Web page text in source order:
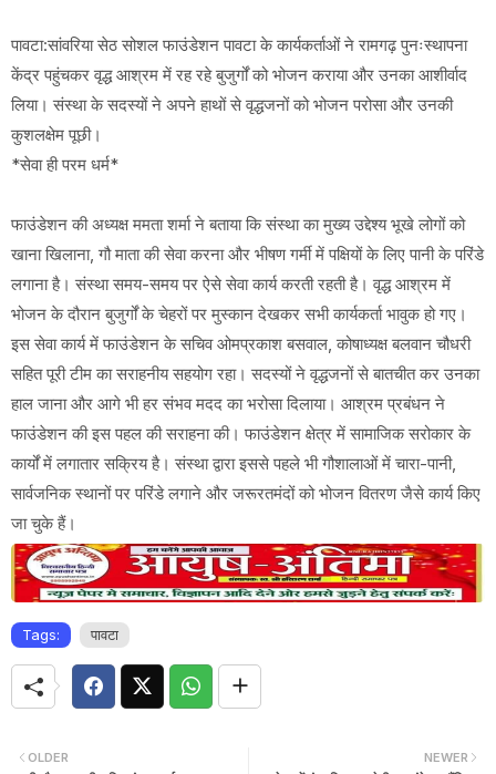
पावटा:सांवरिया सेठ सोशल फाउंडेशन पावटा के कार्यकर्ताओं ने रामगढ़ पुनःस्थापना
केंद्र पहुंचकर वृद्ध आश्रम में रह रहे बुजुर्गों को भोजन कराया और उनका आशीर्वाद
लिया। संस्था के सदस्यों ने अपने हाथों से वृद्धजनों को भोजन परोसा और उनकी
कुशलक्षेम पूछी।
*सेवा ही परम धर्म*
फाउंडेशन की अध्यक्ष ममता शर्मा ने बताया कि संस्था का मुख्य उद्देश्य भूखे लोगों को
खाना खिलाना, गौ माता की सेवा करना और भीषण गर्मी में पक्षियों के लिए पानी के परिंडे
लगाना है। संस्था समय-समय पर ऐसे सेवा कार्य करती रहती है। वृद्ध आश्रम में
भोजन के दौरान बुजुर्गों के चेहरों पर मुस्कान देखकर सभी कार्यकर्ता भावुक हो गए।
इस सेवा कार्य में फाउंडेशन के सचिव ओमप्रकाश बसवाल, कोषाध्यक्ष बलवान चौधरी
सहित पूरी टीम का सराहनीय सहयोग रहा। सदस्यों ने वृद्धजनों से बातचीत कर उनका
हाल जाना और आगे भी हर संभव मदद का भरोसा दिलाया। आश्रम प्रबंधन ने
फाउंडेशन की इस पहल की सराहना की। फाउंडेशन क्षेत्र में सामाजिक सरोकार के
कार्यों में लगातार सक्रिय है। संस्था द्वारा इससे पहले भी गौशालाओं में चारा-पानी,
सार्वजनिक स्थानों पर परिंडे लगाने और जरूरतमंदों को भोजन वितरण जैसे कार्य किए
जा चुके हैं।
Tags: पावटा
NEWER
OLDER